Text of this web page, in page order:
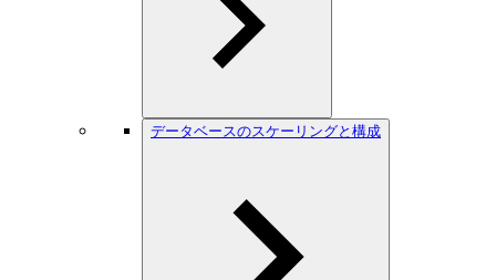
データベースのスケーリングと構成